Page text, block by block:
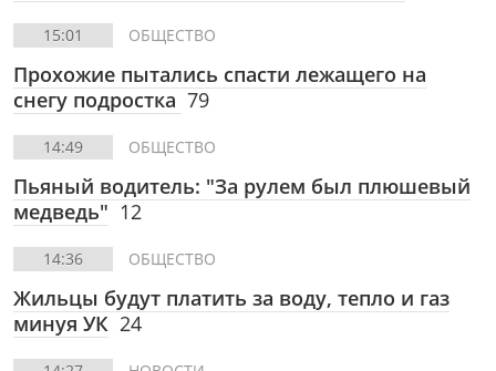
15:01 ОБЩЕСТВО
Прохожие пытались спасти лежащего на
снегу подростка 79
14:49 ОБЩЕСТВО
Пьяный водитель: "За рулем был плюшевый
медведь" 12
14:36 ОБЩЕСТВО
Жильцы будут платить за воду, тепло и газ
минуя УК 24